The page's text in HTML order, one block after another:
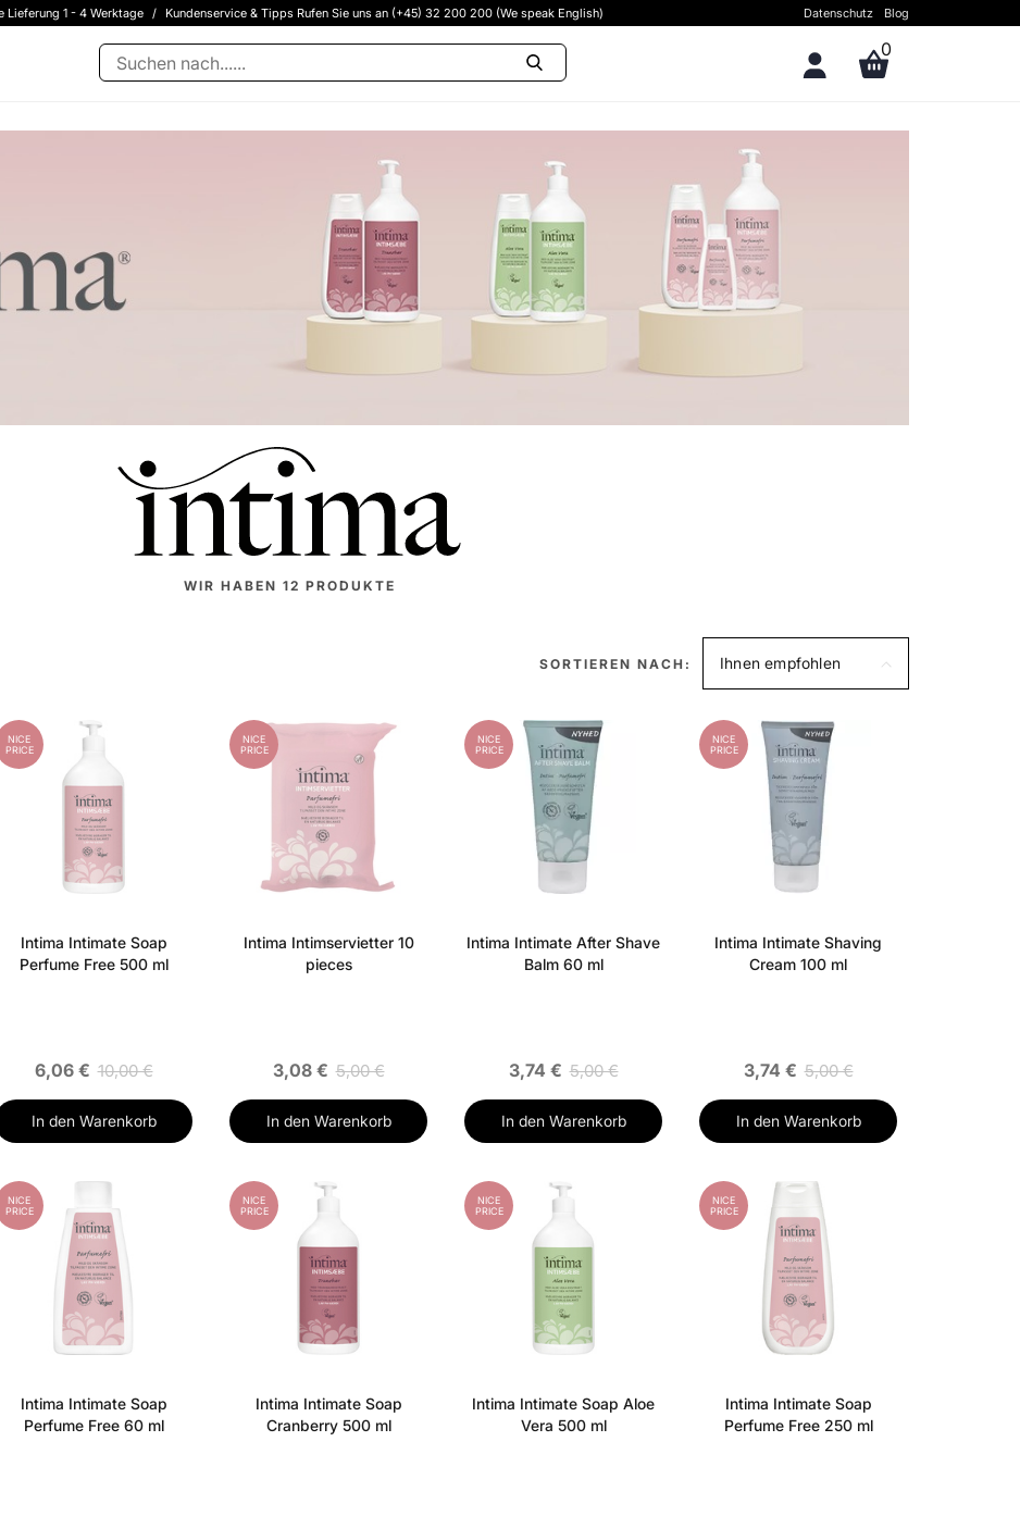
Lieferung 1 - 4 Werktage / Kundenservice & Tipps Rufen Sie uns an (+45) 32 200 200 (We speak English) Datenschutz Blog
0
WIR HABEN 12 PRODUKTE
Ihnen empfohlen
SORTIEREN NACH:
NICE
PRICE
Intima Intimate Soap
Perfume Free 500 ml
6,06 € 10,00 €
In den Warenkorb
NICE
PRICE
Intima Intimservietter 10
pieces
3,08 € 5,00 €
In den Warenkorb
NICE
PRICE
Intima Intimate After Shave
Balm 60 ml
3,74 € 5,00 €
In den Warenkorb
NICE
PRICE
Intima Intimate Shaving
Cream 100 ml
3,74 € 5,00 €
In den Warenkorb
NICE
PRICE
Intima Intimate Soap
Perfume Free 60 ml
NICE
PRICE
Intima Intimate Soap
Cranberry 500 ml
NICE
PRICE
Intima Intimate Soap Aloe
Vera 500 ml
NICE
PRICE
Intima Intimate Soap
Perfume Free 250 ml